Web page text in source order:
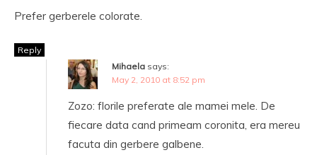
Prefer gerberele colorate.
Reply
Mihaela says:
May 2, 2010 at 8:52 pm
Zozo: florile preferate ale mamei mele. De
fiecare data cand primeam coronita, era mereu
facuta din gerbere galbene.